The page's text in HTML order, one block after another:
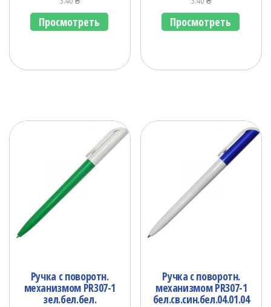
Просмотреть Просмотреть
Ручка с поворотн.
механизмом PR307-1
зел.бел.бел.
Ручка с поворотн.
механизмом PR307-1
бел.св.син.бел.04.01.04